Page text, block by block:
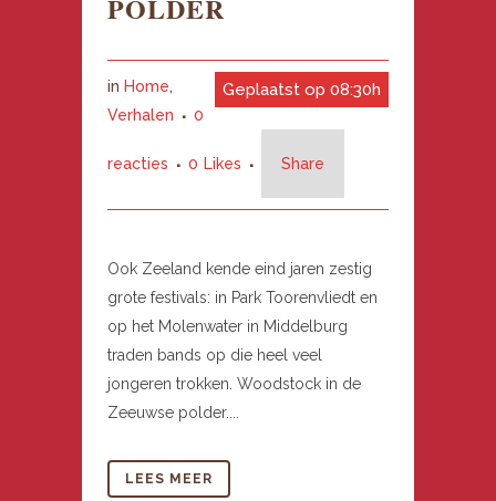
POLDER
Geplaatst op 08:30h
in Home,
Verhalen
0
reacties 0 Likes Share
Ook Zeeland kende eind jaren zestig
grote festivals: in Park Toorenvliedt en
op het Molenwater in Middelburg
traden bands op die heel veel
jongeren trokken. Woodstock in de
Zeeuwse polder....
LEES MEER